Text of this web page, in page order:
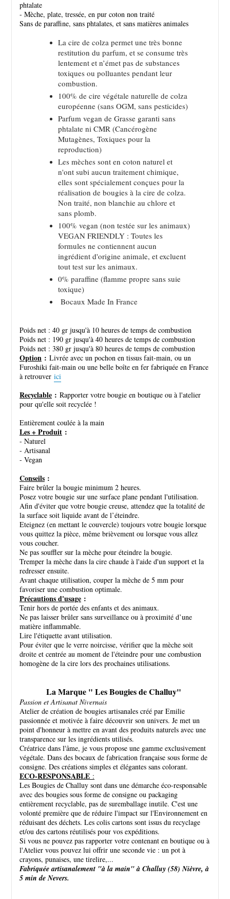
phtalate
- Mèche, plate, tressée, en pur coton non traité
Sans de paraffine, sans phtalates, et sans matières animales
La cire de colza permet une très bonne
restitution du parfum, et se consume très
lentement et n’émet pas de substances
toxiques ou polluantes pendant leur
combustion.
100% de cire végétale naturelle de colza
européenne (sans OGM, sans pesticides)
Parfum vegan de Grasse garanti sans
phtalate ni CMR (Cancérogène
Mutagènes, Toxiques pour la
reproduction)
Les mèches sont en coton naturel et
n'ont subi aucun traitement chimique,
elles sont spécialement conçues pour la
réalisation de bougies à la cire de colza.
Non traité, non blanchie au chlore et
sans plomb.
100% vegan (non testée sur les animaux)
VEGAN FRIENDLY : Toutes les
formules ne contiennent aucun
ingrédient d'origine animale, et excluent
tout test sur les animaux.
0% paraffine (flamme propre sans suie
toxique)
Bocaux Made In France
Poids net : 40 gr jusqu'à 10 heures de temps de combustion
Poids net : 190 gr jusqu'à 40 heures de temps de combustion
Poids net : 380 gr jusqu'à 80 heures de temps de combustion
Option : Livrée avec un pochon en tissus fait-main, ou un
Furoshiki fait-main ou une belle boîte en fer fabriquée en France
à retrouver ici
Recyclable : Rapporter votre bougie en boutique ou à l'atelier
pour qu'elle soit recyclée !
Entièrement coulée à la main
Les + Produit :
- Naturel
- Artisanal
- Vegan
Conseils :
Faire brûler la bougie minimum 2 heures.
Posez votre bougie sur une surface plane pendant l'utilisation.
Afin d'éviter que votre bougie creuse, attendez que la totalité de
la surface soit liquide avant de l’éteindre.
Eteignez (en mettant le couvercle) toujours votre bougie lorsque
vous quittez la pièce, même brièvement ou lorsque vous allez
vous coucher.
Ne pas souffler sur la mèche pour éteindre la bougie.
Tremper la mèche dans la cire chaude à l'aide d'un support et la
redresser ensuite.
Avant chaque utilisation, couper la mèche de 5 mm pour
favoriser une combustion optimale.
Précautions d'usage :
Tenir hors de portée des enfants et des animaux.
Ne pas laisser brûler sans surveillance ou à proximité d’une
matière inflammable.
Lire l'étiquette avant utilisation.
Pour éviter que le verre noircisse, vérifier que la mèche soit
droite et centrée au moment de l'éteindre pour une combustion
homogène de la cire lors des prochaines utilisations.
La Marque " Les Bougies de Challuy"
Passion et Artisanat Nivernais
Atelier de création de bougies artisanales créé par Emilie
passionnée et motivée à faire découvrir son univers. Je met un
point d'honneur à mettre en avant des produits naturels avec une
transparence sur les ingrédients utilisés.
Créatrice dans l'âme, je vous propose une gamme exclusivement
végétale. Dans des bocaux de fabrication française sous forme de
consigne. Des créations simples et élégantes sans colorant.
ECO-RESPONSABLE :
Les Bougies de Challuy sont dans une démarche éco-responsable
avec des bougies sous forme de consigne ou packaging
entièrement recyclable, pas de suremballage inutile. C'est une
volonté première que de réduire l'impact sur l'Environnement en
réduisant des déchets. Les colis cartons sont issus du recyclage
et/ou des cartons réutilisés pour vos expéditions.
Si vous ne pouvez pas rapporter votre contenant en boutique ou à
l'Atelier vous pouvez lui offrir une seconde vie : un pot à
crayons, punaises, une tirelire,...
Fabriquée artisanalement "à la main" à Challuy (58) Nièvre, à
5 min de Nevers.